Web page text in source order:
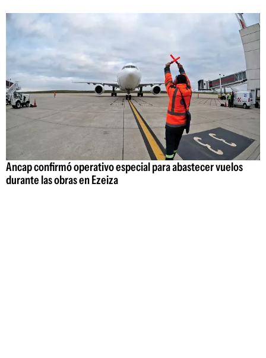
Ancap confirmó operativo especial para abastecer vuelos
durante las obras en Ezeiza